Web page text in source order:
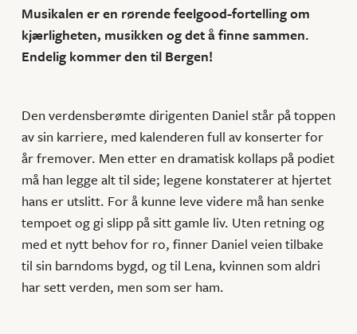
Musikalen er en rørende feelgood-fortelling om
kjærligheten, musikken og det å finne sammen.
Endelig kommer den til Bergen!
Den verdensberømte dirigenten Daniel står på toppen
av sin karriere, med kalenderen full av konserter for
år fremover. Men etter en dramatisk kollaps på podiet
må han legge alt til side; legene konstaterer at hjertet
hans er utslitt. For å kunne leve videre må han senke
tempoet og gi slipp på sitt gamle liv. Uten retning og
med et nytt behov for ro, finner Daniel veien tilbake
til sin barndoms bygd, og til Lena, kvinnen som aldri
har sett verden, men som ser ham.